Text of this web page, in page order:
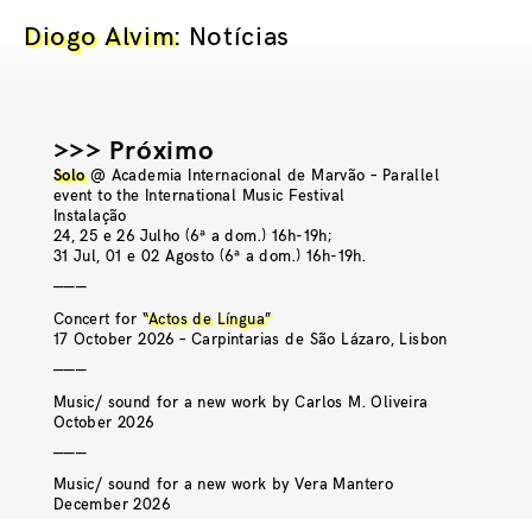
Diogo Alvim: Notícias
>>> Próximo
Solo@ Academia Internacional de Marvão – Parallel
event to the International Music Festival
Instalação
24, 25 e 26 Julho (6ª a dom.) 16h-19h;
31 Jul, 01 e 02 Agosto (6ª a dom.) 16h-19h.
———
Concert for “Actos de Língua”
17 October 2026 – Carpintarias de São Lázaro, Lisbon
———
Music/ sound for a new work by Carlos M. Oliveira
October 2026
———
Music/ sound for a new work by Vera Mantero
December 2026